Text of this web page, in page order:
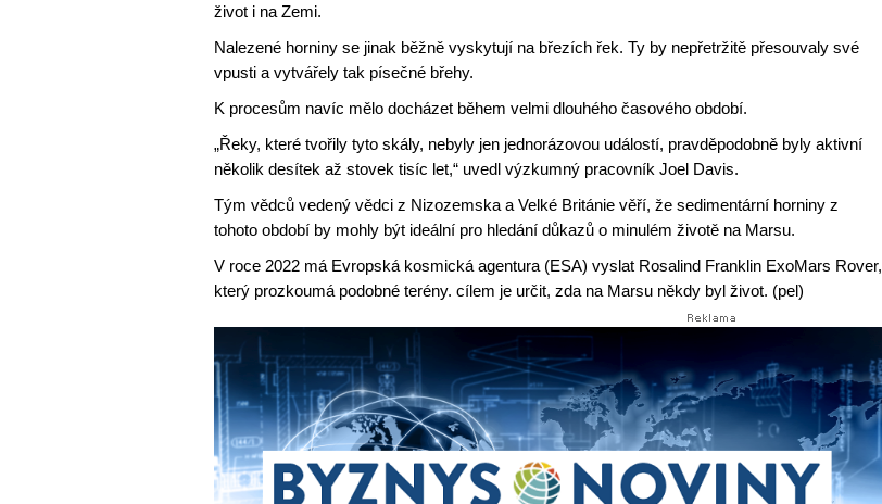
život i na Zemi.
Nalezené horniny se jinak běžně vyskytují na březích řek. Ty by nepřetržitě přesouvaly své
vpusti a vytvářely tak písečné břehy.
K procesům navíc mělo docházet během velmi dlouhého časového období.
„Řeky, které tvořily tyto skály, nebyly jen jednorázovou událostí, pravděpodobně byly aktivní
několik desítek až stovek tisíc let,“ uvedl výzkumný pracovník Joel Davis.
Tým vědců vedený vědci z Nizozemska a Velké Británie věří, že sedimentární horniny z
tohoto období by mohly být ideální pro hledání důkazů o minulém životě na Marsu.
V roce 2022 má Evropská kosmická agentura (ESA) vyslat Rosalind Franklin ExoMars Rover,
který prozkoumá podobné terény. cílem je určit, zda na Marsu někdy byl život. (pel)